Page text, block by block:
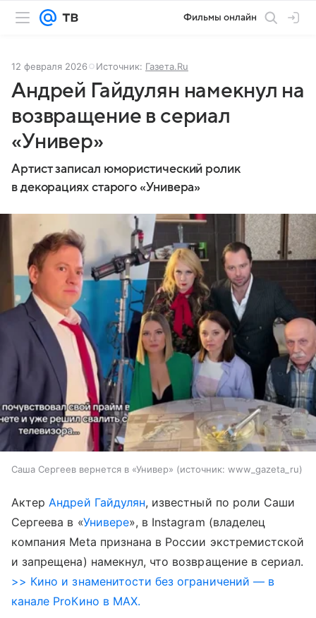
Фильмы онлайн
12 февраля 2026 Источник: Газета.Ru
Андрей Гайдулян намекнул на
возвращение в сериал
«Универ»
Артист записал юмористический ролик
в декорациях старого «Универа»
Саша Сергеев вернется в «Универ» источник: www_gazeta_ru
Актер Андрей Гайдулян, известный по роли Саши
Сергеева в «Универе», в Instagram (владелец
компания Meta признана в России экстремистской
и запрещена) намекнул, что возвращение в сериал.
>> Кино и знаменитости без ограничений — в
канале ProКино в MAX.